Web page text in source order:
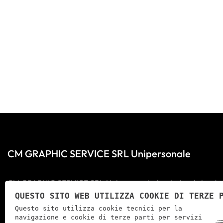
CM GRAPHIC SERVICE SRL Unipersonale
CM GRAPHIC SERVICE SRL Unipersonale è un'azienda
specializzata in soluzioni creative e di design per
visiva dei nostri clienti. Con molti anni di esperienza nel
QUESTO SITO WEB UTILIZZA COOKIE DI TERZE
Questo sito utilizza cookie tecnici per la
navigazione e cookie di terze parti per servizi